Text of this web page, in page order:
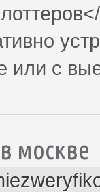
или с
москве